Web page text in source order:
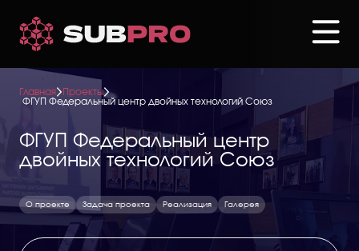
основному
Главная
Проекты
ФГУП Федеральный центр двойных технологий Союз
ФГУП Федеральный центр
двойных технологий Союз
О проекте Задача проекта Реализация Галерея